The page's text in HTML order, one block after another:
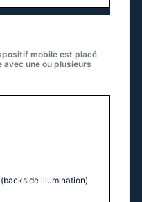
mobile est placé
une ou plusieurs
illumination)